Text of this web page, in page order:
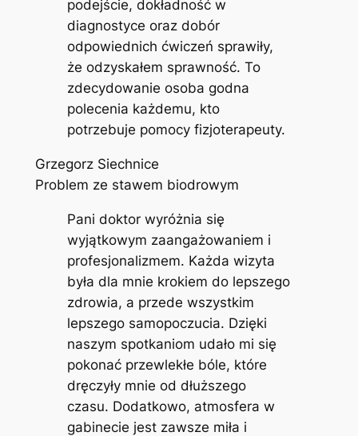
podejście, dokładność w
diagnostyce oraz dobór
odpowiednich ćwiczeń sprawiły,
że odzyskałem sprawność. To
zdecydowanie osoba godna
polecenia każdemu, kto
potrzebuje pomocy fizjoterapeuty.
Grzegorz Siechnice
Problem ze stawem biodrowym
Pani doktor wyróżnia się
wyjątkowym zaangażowaniem i
profesjonalizmem. Każda wizyta
była dla mnie krokiem do lepszego
zdrowia, a przede wszystkim
lepszego samopoczucia. Dzięki
naszym spotkaniom udało mi się
pokonać przewlekłe bóle, które
dręczyły mnie od dłuższego
czasu. Dodatkowo, atmosfera w
gabinecie jest zawsze miła i